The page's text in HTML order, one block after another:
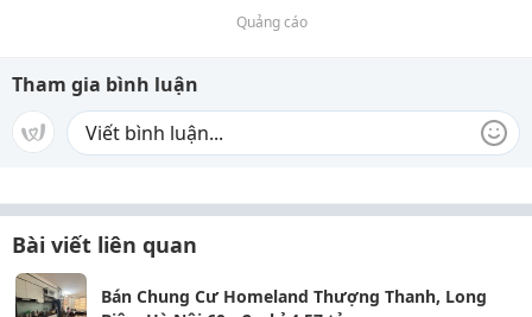
Quảng cáo
Tham gia bình luận
Bài viết liên quan
Bán Chung Cư Homeland Thượng Thanh, Long